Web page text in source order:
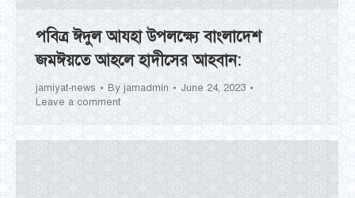
পবিত্র ঈদুল আযহা উপলক্ষ্যে বাংলাদেশ
জমঈয়তে আহলে হাদীসের আহবান:
jamiyat-news By jamadmin
June 24, 2023
Leave a comment